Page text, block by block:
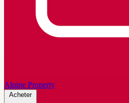
Alpine Property
Acheter